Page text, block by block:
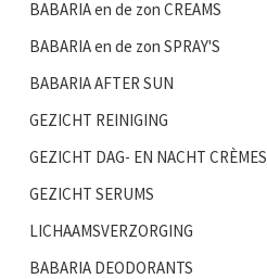
BABARIA en de zon CREAMS
BABARIA en de zon SPRAY'S
BABARIA AFTER SUN
GEZICHT REINIGING
GEZICHT DAG- EN NACHT CRÈMES
GEZICHT SERUMS
LICHAAMSVERZORGING
BABARIA DEODORANTS